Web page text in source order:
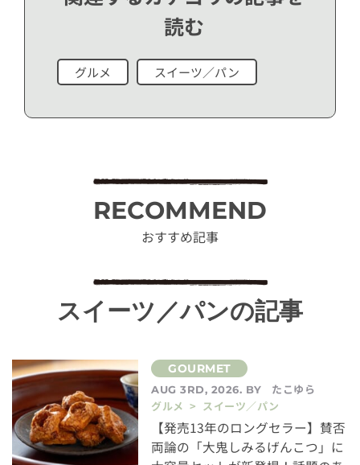
読む
グルメ スイーツ／パン
RECOMMEND
おすすめ記事
スイーツ／パンの記事
AUG 3RD, 2026. BY
たこゆら
グルメ > スイーツ／パン
【発売13年のロングセラー】賛否
両論の「大鬼しみるげんこつ」に